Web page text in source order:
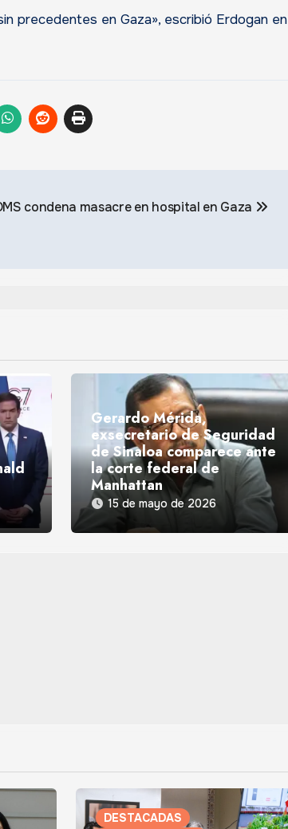
precedentes en Gaza», escribió Erdogan en
condena masacre en hospital en Gaza
Gerardo Mérida,
exsecretario de Seguridad
de Sinaloa comparece ante
la corte federal de
Manhattan
15 de mayo de 2026
DESTACADAS